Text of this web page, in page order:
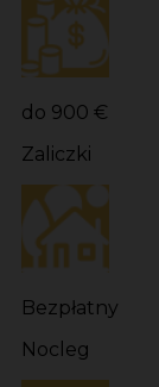
do 900 €
Zaliczki
Bezpłatny
Nocleg